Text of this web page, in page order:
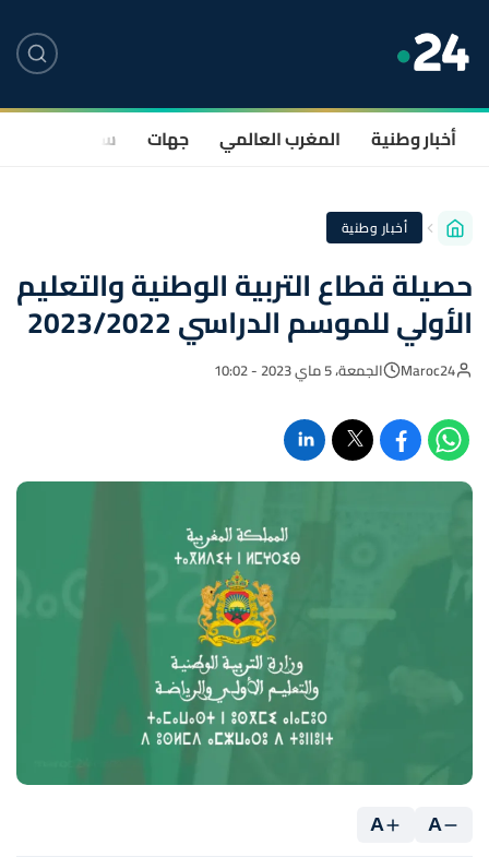
أخبار وطنية المغرب العالمي جهات سياسة
أخبار وطنية
حصيلة قطاع التربية الوطنية والتعليم
الأولي للموسم الدراسي 2023/2022
Maroc24 الجمعة، 5 ماي 2023 - 10:02
A
A